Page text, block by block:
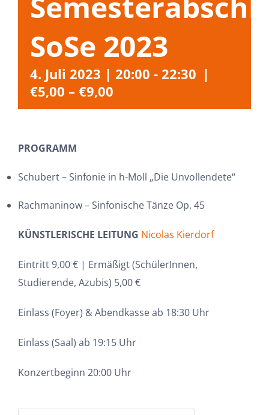
SoSe 2023
4. Juli 2023 | 20:00 - 22:30 |
€5,00 – €9,00
PROGRAMM
Schubert – Sinfonie in h-Moll „Die Unvollendete“
Rachmaninow – Sinfonische Tänze Op. 45
KÜNSTLERISCHE LEITUNG Nicolas Kierdorf
Eintritt 9,00 € | Ermäßigt (SchülerInnen,
Studierende, Azubis) 5,00 €
Einlass (Foyer) & Abendkasse ab 18:30 Uhr
Einlass (Saal) ab 19:15 Uhr
Konzertbeginn 20:00 Uhr